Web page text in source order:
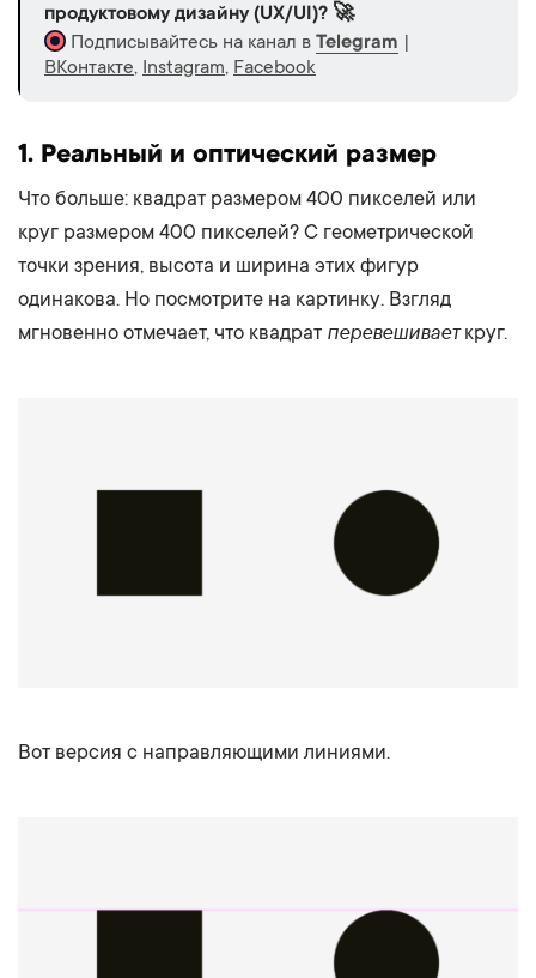
продуктовому дизайну (UX/UI)? 🚀
Подписывайтесь на канал в Telegram |
ВКонтакте, Instagram, Facebook
1. Реальный и оптический размер
Что больше: квадрат размером 400 пикселей или
круг размером 400 пикселей? С геометрической
точки зрения, высота и ширина этих фигур
одинакова. Но посмотрите на картинку. Взгляд
мгновенно отмечает, что квадрат перевешиваеткруг.
Вот версия с направляющими линиями.